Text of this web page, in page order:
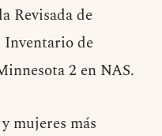
Revisada de
de
2 en NAS.
mujeres más